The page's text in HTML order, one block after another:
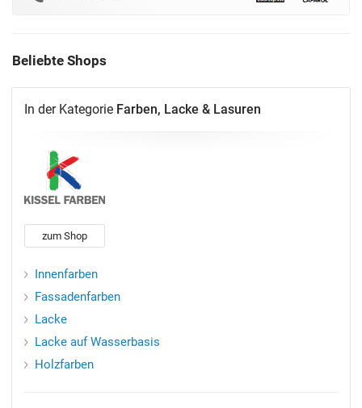
Beliebte Shops
In der Kategorie Farben, Lacke & Lasuren
zum Shop
Innenfarben
Fassadenfarben
Lacke
Lacke auf Wasserbasis
Holzfarben